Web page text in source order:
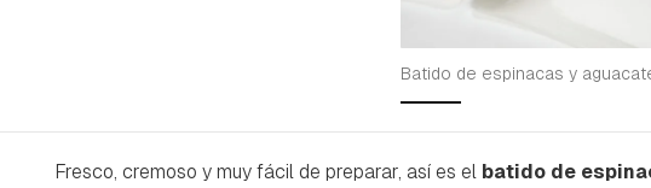
Batido de espinacas y
Fresco, cremoso y muy fácil de preparar, así es el batido de